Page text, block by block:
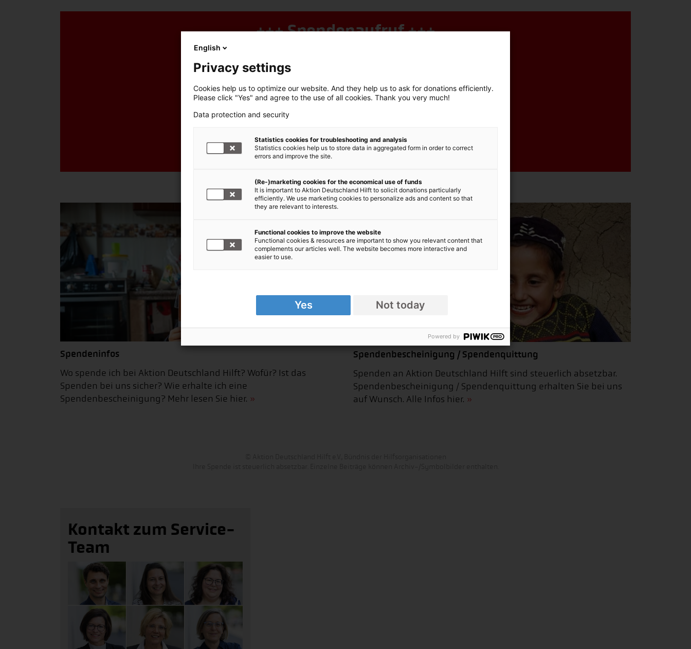
+++ Spendenaufruf +++
Aktion Deutschland Hilft, Bündnis der Hilfsorganisationen,
bittet dringend um Spenden für die Nothilfe weltweit
Stichwort: Nothilfe weltweit
IBAN DE62 3702 0500 0000 1020 30, BIC: BFSWDE33XXX
Spendeninfos
Wo spende ich bei Aktion Deutschland Hilft? Wofür? Ist das
Spenden bei uns sicher? Wie erhalte ich eine
Spendenbescheinigung? Mehr lesen Sie hier.
Spendenbescheinigung / Spendenquittung
Spenden an Aktion Deutschland Hilft sind steuerlich absetzbar.
Spendenbescheinigung / Spendenquittung erhalten Sie bei uns
auf Wunsch. Alle Infos hier.
Kontakt zum Service-
Team
English
Privacy settings
Cookies help us to optimize our website. And they help us to ask for donations efficiently.
Please click "Yes" and agree to the use of all cookies. Thank you very much!
Data protection and security
Statistics cookies for troubleshooting and analysis
Statistics cookies help us to store data in aggregated form in order to correct
errors and improve the site.
(Re-)marketing cookies for the economical use of funds
It is important to Aktion Deutschland Hilft to solicit donations particularly
efficiently. We use marketing cookies to personalize ads and content so that
they are relevant to interests.
Functional cookies to improve the website
Functional cookies & resources are important to show you relevant content that
complements our articles well. The website becomes more interactive and
easier to use.
Yes Not today
Powered by